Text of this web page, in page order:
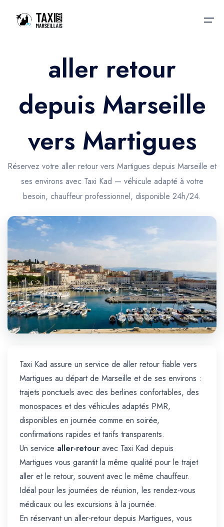
Accueil
Nos services
Nos services
Trajet Gare SNCF
Trajet Port croisière
Trajet Séminaire
Trajet Santé
Trajet Longue Distance
Taxis aéroport
Réservation
Actualités & évènements
Contactez-nous
aller retour
depuis Marseille
vers Martigues
Réservez votre aller retour vers Martigues depuis Marseille et
ses environs avec Taxi Kad — véhicule adapté à votre
besoin, chauffeur professionnel, disponible 24h/24.
Taxi Kad assure un service de aller retour fiable vers
Martigues au départ de Marseille et de ses environs :
trajets ponctuels avec des berlines confortables, des
monospaces et des véhicules adaptés PMR,
disponibles en journée comme en soirée,
confirmations rapides et tarifs transparents.
Un service aller-retour avec Taxi Kad depuis
Martigues vous garantit la même qualité pour le trajet
aller et le retour, souvent avec le même chauffeur.
Idéal pour les journées de réunion, les rendez-vous
médicaux ou les excursions à la journée.
En réservant un aller-retour depuis Martigues, vous